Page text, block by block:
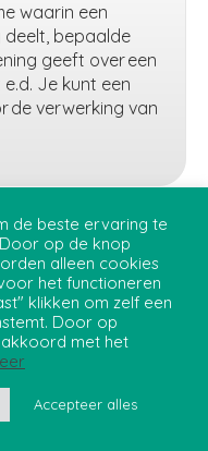
waarin een
deelt, bepaalde
geeft over een
Je kunt een
de verwerking van
and Learning Centre
de beste ervaring te
op de knop
alleen cookies
het functioneren
klikken om zelf een
Door op
akkoord met het
Accepteer alles